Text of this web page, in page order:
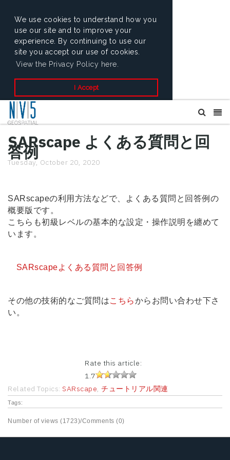
We use cookies to understand how you
use our site and to improve your
experience. By continuing to use our
site you accept our use of cookies.
View the Privacy Policy here.
I Accept
SARscape よくある質問と回
答例
Tuesday, October 20, 2020
SARscapeの利用方法などで、よくある質問と回答例の
概要版です。
こちらも初級レベルの基本的な設定・操作説明を纏めて
います。
SARscapeよくある質問と回答例
その他の技術的なご質問はこちらからお問い合わせ下さ
い。
Rate this article:
1.7
Related Topics: SARscape, チュートリアル関連
Tags:
Number of views (1723)/Comments (0)